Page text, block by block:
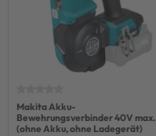
Makita Akku-
Bewehrungsverbinder 40V max.
(ohne Akku, ohne Ladegerät)